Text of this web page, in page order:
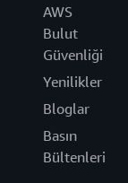
AWS
Bulut
Güvenliği
Yenilikler
Bloglar
Basın
Bültenleri